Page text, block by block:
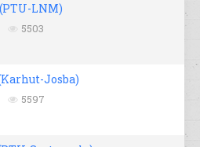
(PTU-LNM)
5503
(Karhut-Josba)
5597